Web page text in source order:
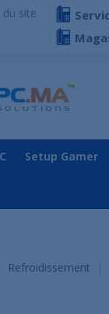
du site
Setup Gamer
Refroidissement